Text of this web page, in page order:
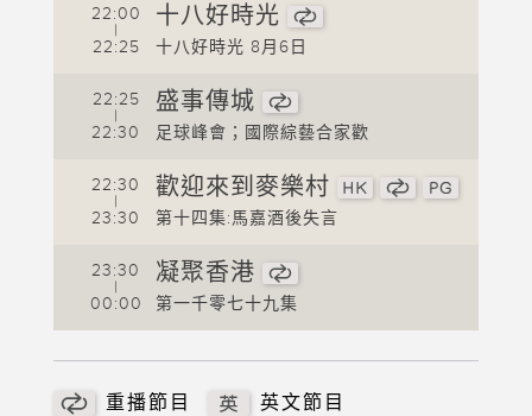
22:00
|
22:25
十八好時光
十八好時光 8月6日
22:25
|
22:30
盛事傳城
足球峰會；國際綜藝合家歡
22:30
|
23:30
歡迎來到麥樂村
第十四集:馬嘉酒後失言
23:30
|
00:00
凝聚香港
第一千零七十九集
重播節目
英文節目